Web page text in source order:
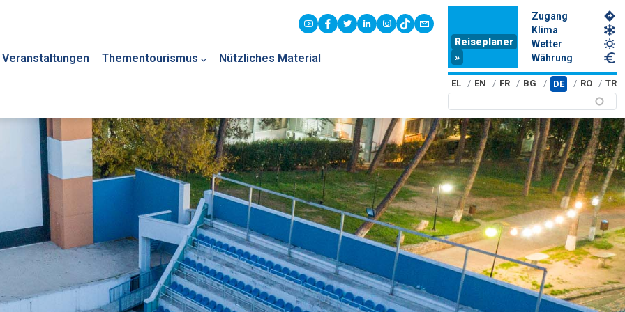
Veranstaltungen Thementourismus Nützliches Material
youtubefacebook
twitterlinkedininstagram
tiktokcontact
Reiseplaner
»
Zugang
Klima
Wetter
Währung
EL EN FR BG DE RO TR